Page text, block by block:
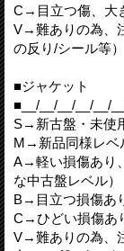
C→目立つ傷、大
V→難ありの為、
の反り/シール等）
■ジャケット
■__/__/__/__/__/
S→新古盤・未使
M→新品同様レベ
A→軽い損傷あり
な中古盤レベル）
B→目立つ損傷あ
C→ひどい損傷あ
V→難ありの為、